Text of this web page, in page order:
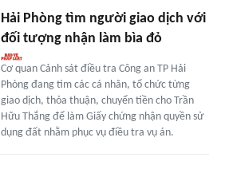
Hải Phòng tìm người giao dịch với
đối tượng nhận làm bìa đỏ
Cơ quan Cảnh sát điều tra Công an TP Hải
Phòng đang tìm các cá nhân, tổ chức từng
giao dịch, thỏa thuận, chuyển tiền cho Trần
Hữu Thắng để làm Giấy chứng nhận quyền sử
dụng đất nhằm phục vụ điều tra vụ án.